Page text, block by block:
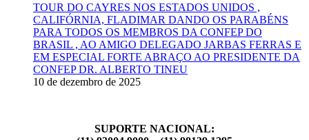
TOUR DO CAYRES NOS ESTADOS UNIDOS ,
CALIFÓRNIA, FLADIMAR DANDO OS PARABÉNS
PARA TODOS OS MEMBROS DA CONFEP DO
BRASIL , AO AMIGO DELEGADO JARBAS FERRAS E
EM ESPECIAL FORTE ABRAÇO AO PRESIDENTE DA
CONFEP DR. ALBERTO TINEU
10 de dezembro de 2025
SUPORTE NACIONAL: